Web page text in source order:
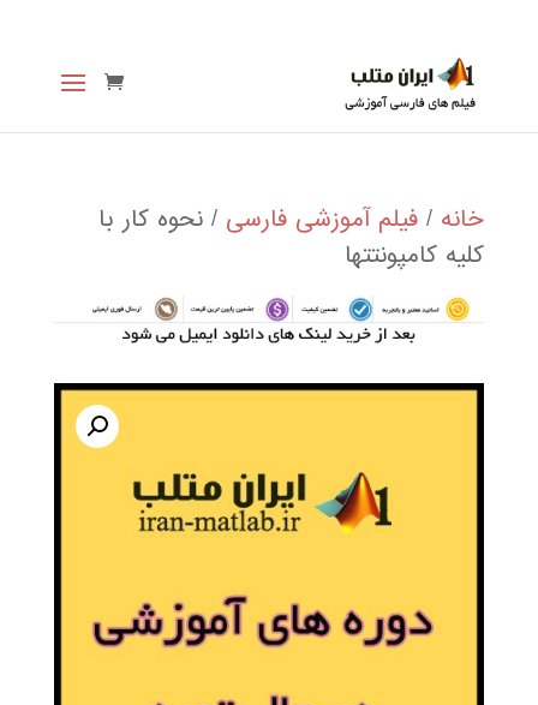
خانه / فیلم آموزشی فارسی / نحوه کار با
کلیه کامپونتتها